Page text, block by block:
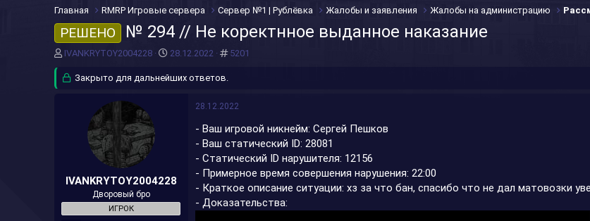
Главная RMRP Игровые сервера Сервер №1 | Рублёвка Жалобы и заявления Жалобы на администрацию
РЕШЕНО № 294 // Не коректнное выданное наказание
А
т
IVANKRYTOY2004228
Д
т
28.12.2022 #
5201
Закрыто для дальнейших ответов.
IVANKRYTOY2004228
Дворовый бро
ИГРОК
28.12.2022
- Ваш игровой никнейм: Сергей Пешков
- Ваш статический ID: 28081
- Статический ID нарушителя: 12156
- Примерное время совершения нарушения: 22:00
- Краткое описание ситуации: хз за что бан, спасибо что не дал матовозки
- Доказательства: